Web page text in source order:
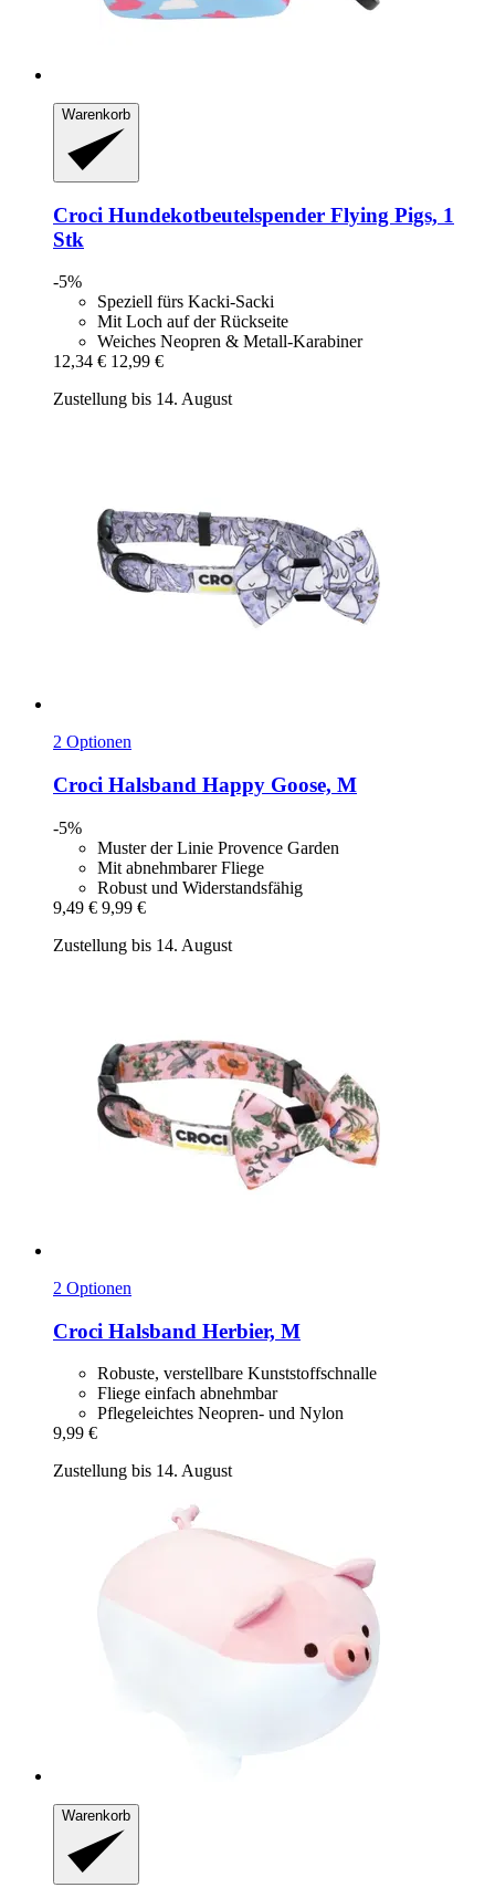
Warenkorb
Croci Hundekotbeutelspender Flying Pigs, 1
Stk
-5%
Speziell fürs Kacki-Sacki
Mit Loch auf der Rückseite
Weiches Neopren & Metall-Karabiner
12,34 € 12,99 €
Zustellung bis 14. August
2 Optionen
Croci Halsband Happy Goose, M
-5%
Muster der Linie Provence Garden
Mit abnehmbarer Fliege
Robust und Widerstandsfähig
9,49 € 9,99 €
Zustellung bis 14. August
2 Optionen
Croci Halsband Herbier, M
Robuste, verstellbare Kunststoffschnalle
Fliege einfach abnehmbar
Pflegeleichtes Neopren- und Nylon
9,99 €
Zustellung bis 14. August
Warenkorb